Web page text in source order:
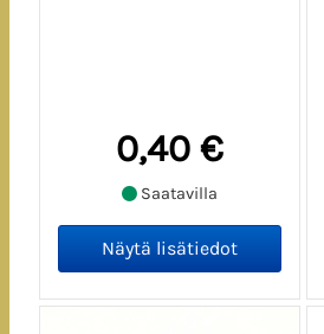
0,40 €
Saatavilla